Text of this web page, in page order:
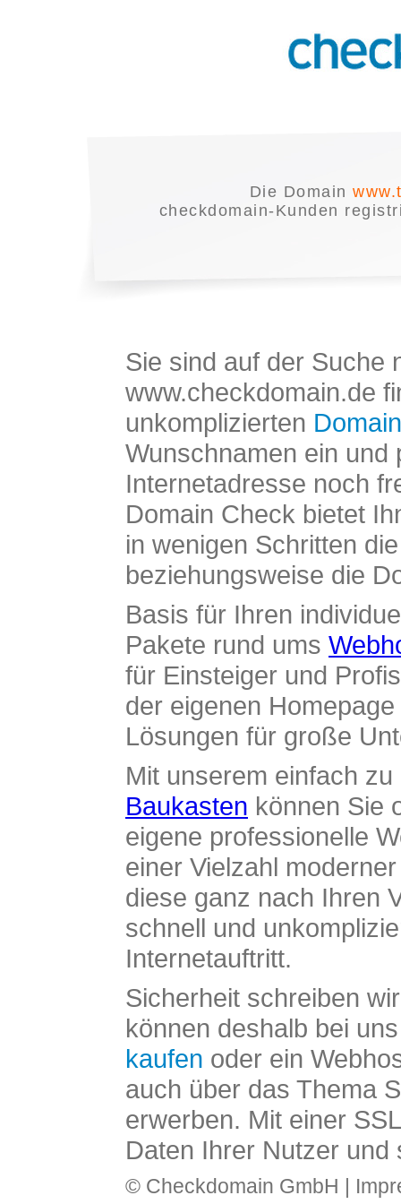
Die Domain
checkdomain-Kunden
Sie sind auf der Suche
www.checkdomain.de
unkomplizierten
Wunschnamen ein und
Internetadresse noch
Domain Check bietet
in wenigen Schritten
beziehungsweise die
Basis für Ihren
Pakete rund ums
für Einsteiger und
der eigenen
Lösungen für große
Mit unserem einfach
Baukasten können Sie
eigene professionelle
einer Vielzahl
diese ganz nach Ihren
schnell und
Internetauftritt.
Sicherheit schreiben
können deshalb bei
kaufen oder ein
auch über das Thema
erwerben. Mit einer
Daten Ihrer Nutzer und
© Checkdomain GmbH |